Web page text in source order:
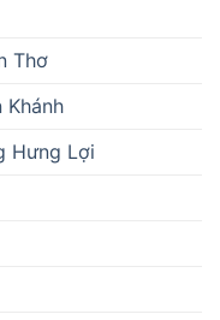
Thơ
Khánh
Hưng Lợi